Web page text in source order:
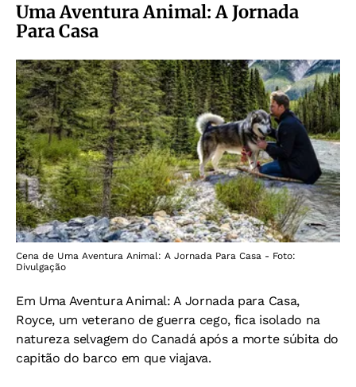
Uma Aventura Animal: A Jornada
Para Casa
Cena de Uma Aventura Animal: A Jornada Para Casa - Foto:
Divulgação
Em Uma Aventura Animal: A Jornada para Casa,
Royce, um veterano de guerra cego, fica isolado na
natureza selvagem do Canadá após a morte súbita do
capitão do barco em que viajava.